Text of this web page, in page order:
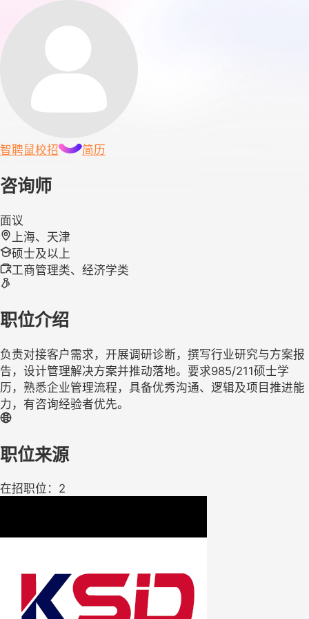
智聘鼠校招 简历
咨询师
面议
上海、天津
硕士及以上
工商管理类、经济学类
职位介绍
负责对接客户需求，开展调研诊断，撰写行业研究与方案报
告，设计管理解决方案并推动落地。要求985/211硕士学
历，熟悉企业管理流程，具备优秀沟通、逻辑及项目推进能
力，有咨询经验者优先。
职位来源
在招职位：2